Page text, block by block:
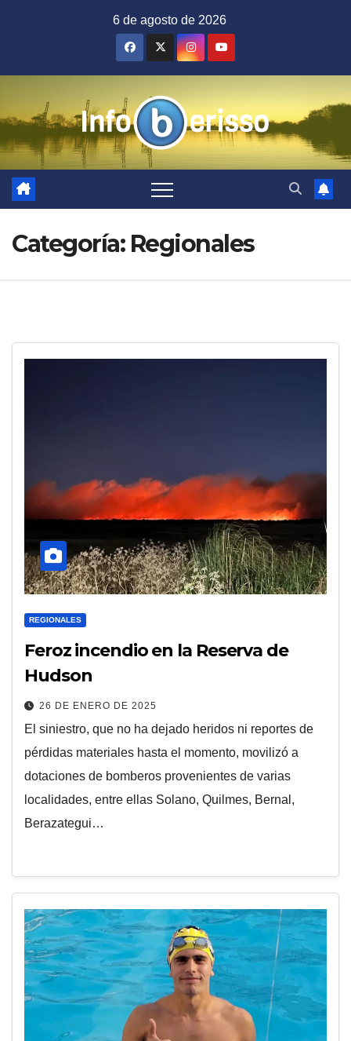
6 de agosto de 2026
Categoría: Regionales
REGIONALES
Feroz incendio en la Reserva de
Hudson
26 DE ENERO DE 2025
El siniestro, que no ha dejado heridos ni reportes de
pérdidas materiales hasta el momento, movilizó a
dotaciones de bomberos provenientes de varias
localidades, entre ellas Solano, Quilmes, Bernal,
Berazategui…